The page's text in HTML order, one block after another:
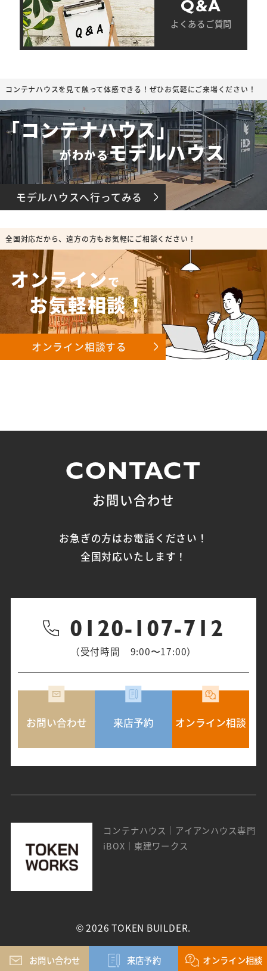
Q&A
よくあるご質問
コンテナハウスを見て触って体感できる！ぜひお気軽にご来場ください！
「コンテナハウス」
がわかるモデルハウス
モデルハウスへ行ってみる
全国対応だから、遠方の方もお気軽にご相談ください！
オンラインで
お気軽相談！
オンライン相談する
CONTACT
お問い合わせ
お急ぎの方はお電話ください！
全国対応いたします！
0120-107-712
（受付時間 9:00〜17:00）
お問い合わせ 来店予約 オンライン相談
コンテナハウス｜アイアンハウス専門
iBOX｜東建ワークス
©2026 TOKEN BUILDER.
お問い合わせ 来店予約 オンライン相談